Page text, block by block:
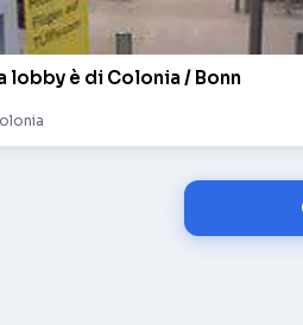
lobby è di Colonia / Bonn